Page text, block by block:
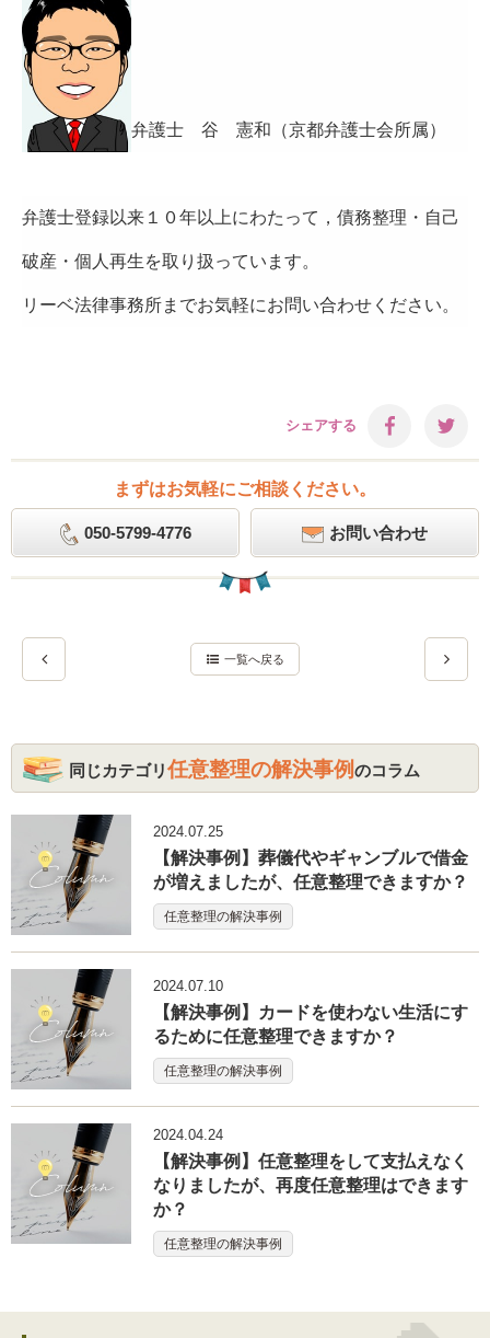
弁護士 谷 憲和（京都弁護士会所属）
弁護士登録以来１０年以上にわたって，債務整理・自己
破産・個人再生を取り扱っています。
リーベ法律事務所までお気軽にお問い合わせください。
シェアする
まずはお気軽にご相談ください。
050-5799-4776 お問い合わせ
一覧へ戻る
同じカテゴリ任意整理の解決事例のコラム
2024.07.25
【解決事例】葬儀代やギャンブルで借金
が増えましたが、任意整理できますか？
任意整理の解決事例
2024.07.10
【解決事例】カードを使わない生活にす
るために任意整理できますか？
任意整理の解決事例
2024.04.24
【解決事例】任意整理をして支払えなく
なりましたが、再度任意整理はできます
か？
任意整理の解決事例